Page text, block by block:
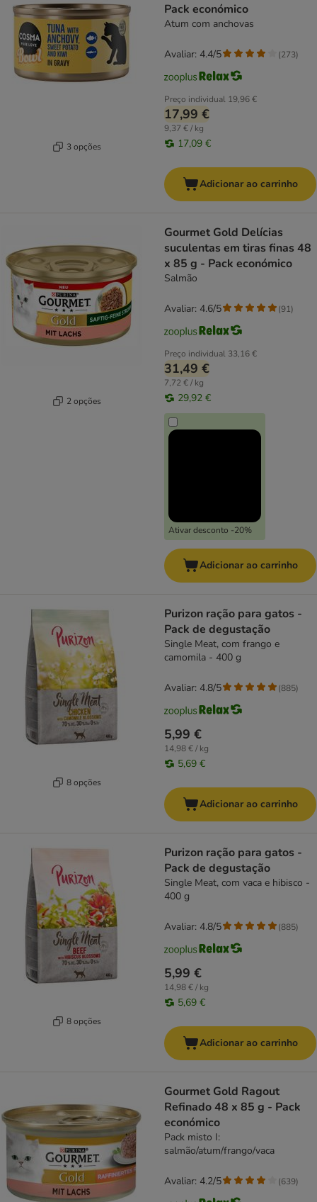
3 opções
Pack económico
Atum com anchovas
Preço individual 19,96 €
17,99 €
9,37 € / kg
17,09 €
Avaliar: 4.4/5 (273)
Adicionar ao carrinho
2 opções
Gourmet Gold Delícias
suculentas em tiras finas 48
x 85 g - Pack económico
Salmão
Preço individual 33,16 €
31,49 €
7,72 € / kg
29,92 €
Ativar desconto -20%
Avaliar: 4.6/5 (91)
Adicionar ao carrinho
8 opções
Purizon ração para gatos -
Pack de degustação
Single Meat, com frango e
camomila - 400 g
5,99 €
14,98 € / kg
5,69 €
Avaliar: 4.8/5 (885)
Adicionar ao carrinho
8 opções
Purizon ração para gatos -
Pack de degustação
Single Meat, com vaca e hibisco -
400 g
5,99 €
14,98 € / kg
5,69 €
Avaliar: 4.8/5 (885)
Adicionar ao carrinho
Gourmet Gold Ragout
Refinado 48 x 85 g - Pack
económico
Pack misto I:
salmão/atum/frango/vaca
Avaliar: 4.2/5 (639)